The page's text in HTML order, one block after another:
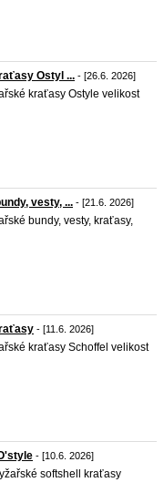
Ostyl ... - [26.6. 2026]
kraťasy Ostyle velikost
vesty, ... - [21.6. 2026]
bundy, vesty, kraťasy,
- [11.6. 2026]
kraťasy Schoffel velikost
- [10.6. 2026]
softshell kraťasy